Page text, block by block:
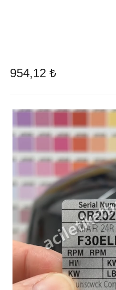
954,12 ₺